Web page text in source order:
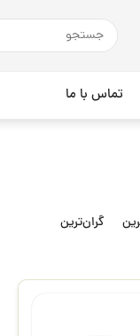
تماس با ما
گران‌ترین